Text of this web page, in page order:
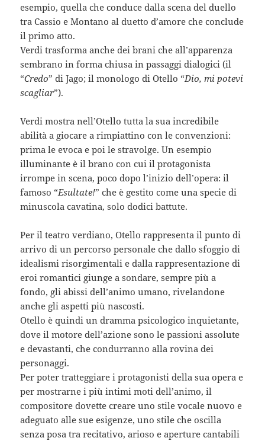
esempio, quella che conduce dalla scena del duello
tra Cassio e Montano al duetto d’amore che conclude
il primo atto.
Verdi trasforma anche dei brani che all’apparenza
sembrano in forma chiusa in passaggi dialogici (il
“Credo” di Jago; il monologo di Otello “Dio, mi potevi
scagliar”).
Verdi mostra nell’Otello tutta la sua incredibile
abilità a giocare a rimpiattino con le convenzioni:
prima le evoca e poi le stravolge. Un esempio
illuminante è il brano con cui il protagonista
irrompe in scena, poco dopo l’inizio dell’opera: il
famoso “Esultate!” che è gestito come una specie di
minuscola cavatina, solo dodici battute.
Per il teatro verdiano, Otello rappresenta il punto di
arrivo di un percorso personale che dallo sfoggio di
idealismi risorgimentali e dalla rappresentazione di
eroi romantici giunge a sondare, sempre più a
fondo, gli abissi dell’animo umano, rivelandone
anche gli aspetti più nascosti.
Otello è quindi un dramma psicologico inquietante,
dove il motore dell’azione sono le passioni assolute
e devastanti, che condurranno alla rovina dei
personaggi.
Per poter tratteggiare i protagonisti della sua opera e
per mostrarne i più intimi moti dell’animo, il
compositore dovette creare uno stile vocale nuovo e
adeguato alle sue esigenze, uno stile che oscilla
senza posa tra recitativo, arioso e aperture cantabili